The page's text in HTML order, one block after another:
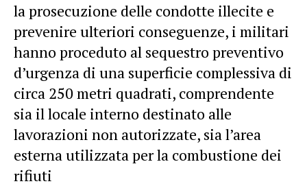
la prosecuzione delle condotte illecite e
prevenire ulteriori conseguenze, i militari
hanno proceduto al sequestro preventivo
d’urgenza di una superficie complessiva di
circa 250 metri quadrati, comprendente
sia il locale interno destinato alle
lavorazioni non autorizzate, sia l’area
esterna utilizzata per la combustione dei
rifiuti